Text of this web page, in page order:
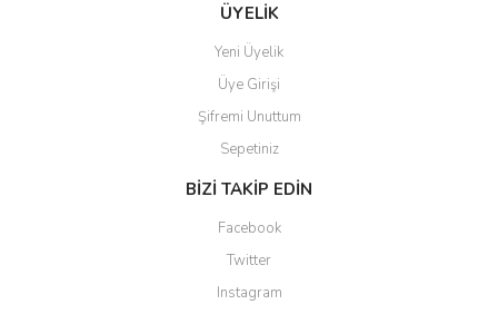
ÜYELİK
Yeni Üyelik
Üye Girişi
Şifremi Unuttum
Sepetiniz
BİZİ TAKİP EDİN
Facebook
Twitter
Instagram